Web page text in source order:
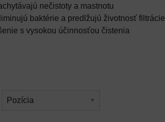
nečistoty a mastnotu
baktérie a predlžujú životnosť filtrácie
s vysokou účinnosťou čistenia
Pozícia